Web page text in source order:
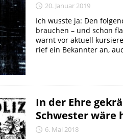
20. Januar 2019
Ich wusste ja: Den
brauchen – und schon
warnt vor aktuell
rief ein Bekannter an,
In der Ehre
Schwester wäre
6. Mai 2018